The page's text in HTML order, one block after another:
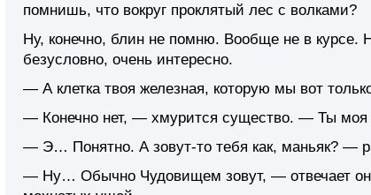
помнишь, что вокруг проклятый лес с волками?
Ну, конечно, блин не помню. Вообще не в курсе.
безусловно, очень интересно.
— А клетка твоя железная, которую мы вот
— Конечно нет, — хмурится существо. — Ты моя
— Э… Понятно. А зовут-то тебя как, маньяк? —
— Ну… Обычно Чудовищем зовут, — отвечает